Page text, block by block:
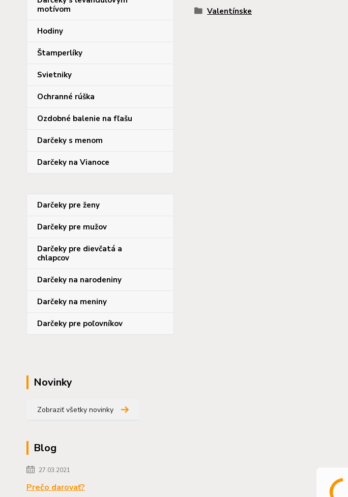
motívom
Hodiny
Štamperlíky
Svietniky
Ochranné rúška
Ozdobné balenie na fľašu
Darčeky s menom
Darčeky na Vianoce
Darčeky pre ženy
Darčeky pre mužov
Darčeky pre dievčatá a
chlapcov
Darčeky na narodeniny
Darčeky na meniny
Darčeky pre poľovníkov
Novinky
Zobraziť všetky novinky
Blog
27.03.2021
Prečo darovať?
Valentínske